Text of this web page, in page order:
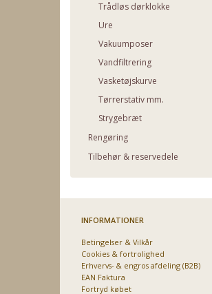
Trådløs dørklokke
Ure
Vakuumposer
Vandfiltrering
Vasketøjskurve
Tørrerstativ mm.
Strygebræt
Rengøring
Tilbehør & reservedele
INFORMATIONER
Betingelser & Vilkår
Cookies & fortrolighed
Erhvervs- & engros afdeling (B2B)
EAN Faktura
Fortryd købet